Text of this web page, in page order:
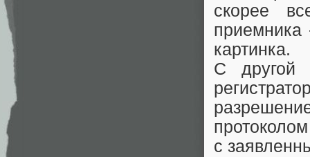
скорее
приемника
картинка.
С другой
с